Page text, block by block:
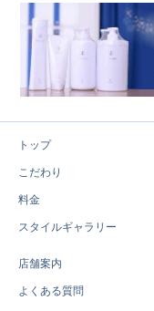
トップ
こだわり
料金
スタイルギャラリー
店舗案内
よくある質問